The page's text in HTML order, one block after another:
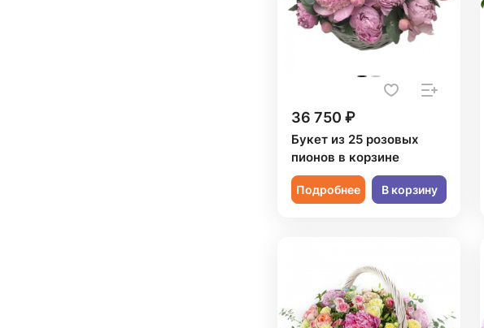
36 750 ₽
Букет из 25 розовых
пионов в корзине
Подробнее В корзину